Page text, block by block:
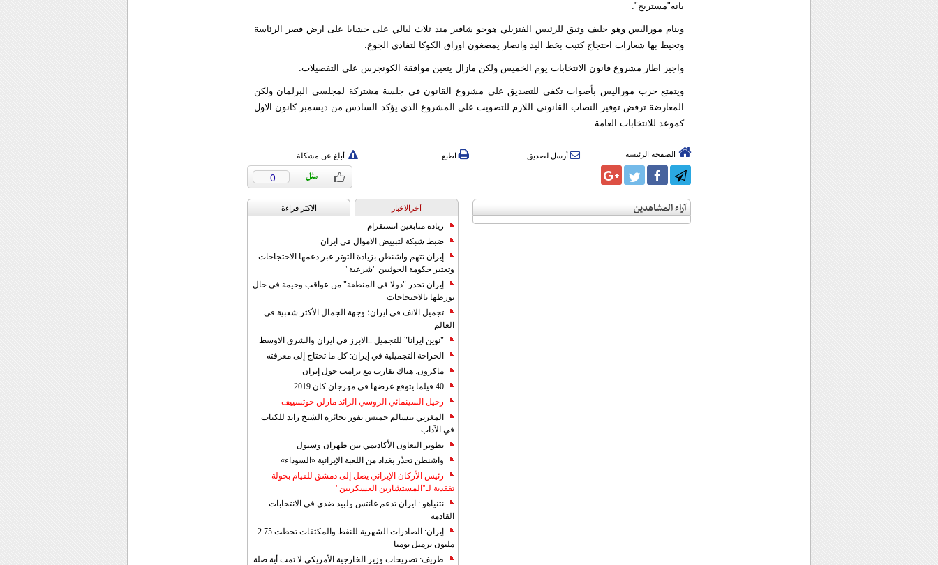
بانه"مستريح".
وينام موراليس وهو حليف وثيق للرئيس الفنزيلي هوجو شافيز منذ ثلاث ليالي على حشايا على ارض قصر الرئاسة
وتحيط بها شعارات احتجاج كتبت بخط اليد وانصار يمضغون اوراق الكوكا لتفادي الجوع.
واجيز اطار مشروع قانون الانتخابات يوم الخميس ولكن مازال يتعين موافقة الكونجرس على التفصيلات.
ويتمتع حزب موراليس بأصوات تكفي للتصديق على مشروع القانون في جلسة مشتركة لمجلسي البرلمان ولكن
المعارضة ترفض توفير النصاب القانوني اللازم للتصويت على المشروع الذي يؤكد السادس من ديسمبر كانون الاول
كموعد للانتخابات العامة.
الصفحة الرئيسة أرسل لصديق اطبع أبلغ عن مشكلة
0
آراء المشاهدين آخرالاخبار الاکثر قراءة
زيادة متابعين انستقرام
ضبط شبكة لتبييض الاموال في ايران
إيران تتهم واشنطن بزيادة التوتر عبر دعمها الاحتجاجات...
وتعتبر حكومة الحوثيين "شرعية"
إيران تحذر "دولا في المنطقة" من عواقب وخيمة في حال
تورطها بالاحتجاجات
تجميل الانف في ايران؛ وجهة الجمال الأكثر شعبية في
العالم
"نوين ايرانا" للتجميل ..الابرز في ايران والشرق الاوسط
الجراحة التجميلية في إيران: كل ما تحتاج إلى معرفته
ماكرون: هناك تقارب مع ترامب حول إيران
40 فيلما يتوقع عرضها في مهرجان كان 2019
رحيل السينمائي الروسي الرائد مارلن خوتسييف
المغربي بنسالم حميش يفوز بجائزة الشيخ زايد للكتاب
في الآداب
تطوير التعاون الأكاديمي بين طهران وسيول
واشنطن تحذّر بغداد من اللعبة الإيرانية «السوداء»
رئيس الأركان الإيراني يصل إلى دمشق للقيام بجولة
تفقدية لـ"المستشارين العسكريين"
نتنياهو : ايران تدعم غانتس ولبيد ضدي في الانتخابات
القادمة
إيران: الصادرات الشهریة للنفط والمكثفات تخطت 2.75
مليون برميل يوميا
ظريف: تصريحات وزير الخارجية الأمريكي لا تمت أية صلة